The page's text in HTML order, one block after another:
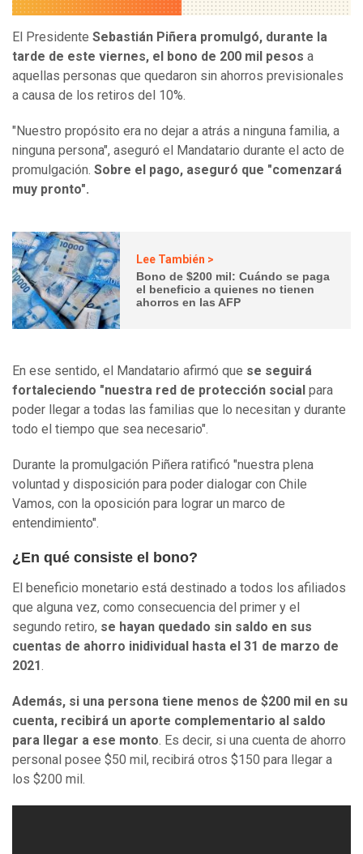
El Presidente Sebastián Piñera promulgó, durante la
tarde de este viernes, el bono de 200 mil pesos a
aquellas personas que quedaron sin ahorros previsionales
a causa de los retiros del 10%.
"Nuestro propósito era no dejar a atrás a ninguna familia, a
ninguna persona", aseguró el Mandatario durante el acto de
promulgación. Sobre el pago, aseguró que "comenzará
muy pronto".
Lee También >
Bono de $200 mil: Cuándo se paga
el beneficio a quienes no tienen
ahorros en las AFP
En ese sentido, el Mandatario afirmó que se seguirá
fortaleciendo "nuestra red de protección social para
poder llegar a todas las familias que lo necesitan y durante
todo el tiempo que sea necesario".
Durante la promulgación Piñera ratificó "nuestra plena
voluntad y disposición para poder dialogar con Chile
Vamos, con la oposición para lograr un marco de
entendimiento".
¿En qué consiste el bono?
El beneficio monetario está destinado a todos los afiliados
que alguna vez, como consecuencia del primer y el
segundo retiro, se hayan quedado sin saldo en sus
cuentas de ahorro inidividual hasta el 31 de marzo de
2021.
Además, si una persona tiene menos de $200 mil en su
cuenta, recibirá un aporte complementario al saldo
para llegar a ese monto. Es decir, si una cuenta de ahorro
personal posee $50 mil, recibirá otros $150 para llegar a
los $200 mil.